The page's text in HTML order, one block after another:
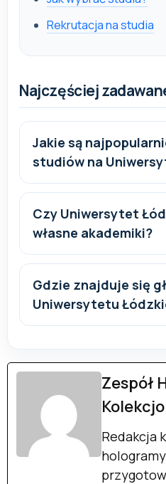
Rekrutacja na studia
Najczęściej
Jakie są
studiów na
Czy Uniwersytet
własne akademiki?
Gdzie znajduje się
Uniwersytetu
Zespół
Redakcja